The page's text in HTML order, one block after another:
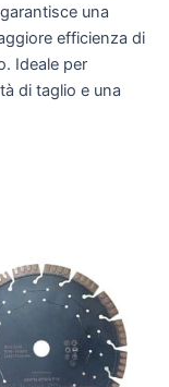
una
efficienza di
Ideale per
di taglio e una